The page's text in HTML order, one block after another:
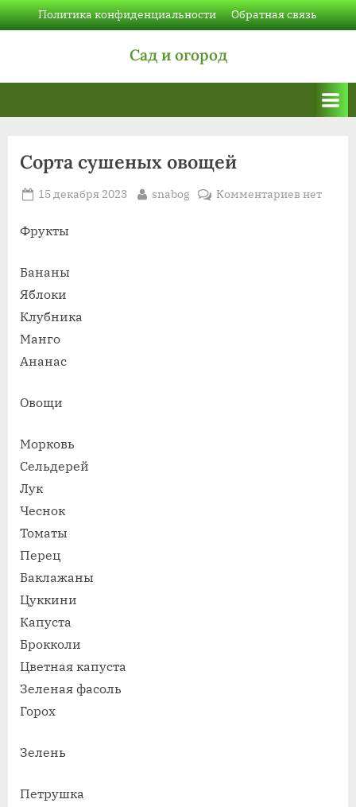
Skip
to
Политика конфиденциальности Обратная связь
Сад и огород
Сорта сушеных овощей
Posted
15 декабря 2023 By
snabog Комментариевкнет
Фрукты
Бананы
Яблоки
Клубника
Манго
Ананас
Овощи
Морковь
Сельдерей
Лук
Чеснок
Томаты
Перец
Баклажаны
Цуккини
Капуста
Брокколи
Цветная капуста
Зеленая фасоль
Горох
Зелень
Петрушка